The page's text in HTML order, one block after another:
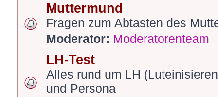
Muttermund
Fragen zum Abtasten des
Moderator: Moderatorenteam
LH-Test
Alles rund um LH
und Persona